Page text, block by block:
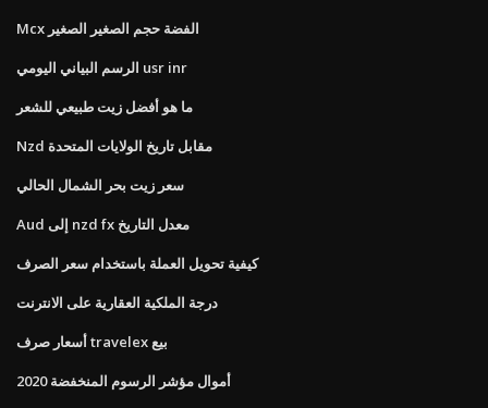
Mcx الفضة حجم الصغير الصغير
الرسم البياني اليومي usr inr
ما هو أفضل زيت طبيعي للشعر
Nzd مقابل تاريخ الولايات المتحدة
سعر زيت بحر الشمال الحالي
Aud إلى nzd fx معدل التاريخ
كيفية تحويل العملة باستخدام سعر الصرف
درجة الملكية العقارية على الانترنت
أسعار صرف travelex بيع
أموال مؤشر الرسوم المنخفضة 2020